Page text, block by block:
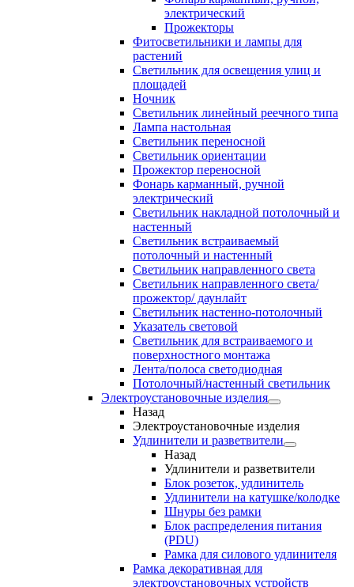
электрический
Прожекторы
Фитосветильники и лампы для
растений
Светильник для освещения улиц и
площадей
Ночник
Светильник линейный реечного типа
Лампа настольная
Светильник переносной
Светильник ориентации
Прожектор переносной
Фонарь карманный, ручной
электрический
Светильник накладной потолочный и
настенный
Светильник встраиваемый
потолочный и настенный
Светильник направленного света
Светильник направленного света/
прожектор/ даунлайт
Светильник настенно-потолочный
Указатель световой
Светильник для встраиваемого и
поверхностного монтажа
Лента/полоса светодиодная
Потолочный/настенный светильник
Электроустановочные изделия
Назад
Электроустановочные изделия
Удлинители и разветвители
Назад
Удлинители и разветвители
Блок розеток, удлинитель
Удлинители на катушке/колодке
Шнуры без рамки
Блок распределения питания
(PDU)
Рамка для силового удлинителя
Рамка декоративная для
электроустановочных устройств